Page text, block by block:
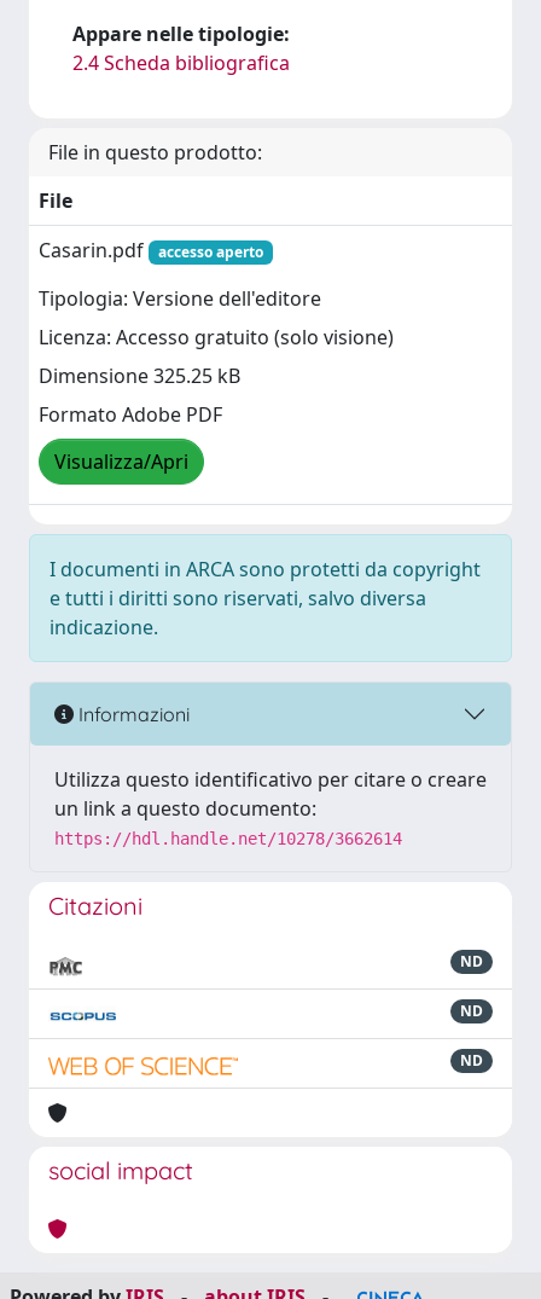
Appare nelle tipologie:
2.4 Scheda bibliografica
File in questo prodotto:
File
Casarin.pdf
accesso aperto
Tipologia: Versione dell'editore
Licenza: Accesso gratuito (solo visione)
Dimensione 325.25 kB
Formato Adobe PDF
Visualizza/Apri
I documenti in ARCA sono protetti da copyright
e tutti i diritti sono riservati, salvo diversa
indicazione.
Informazioni
Utilizza questo identificativo per citare o creare
un link a questo documento:
https://hdl.handle.net/10278/3662614
Citazioni
ND
ND
ND
social impact